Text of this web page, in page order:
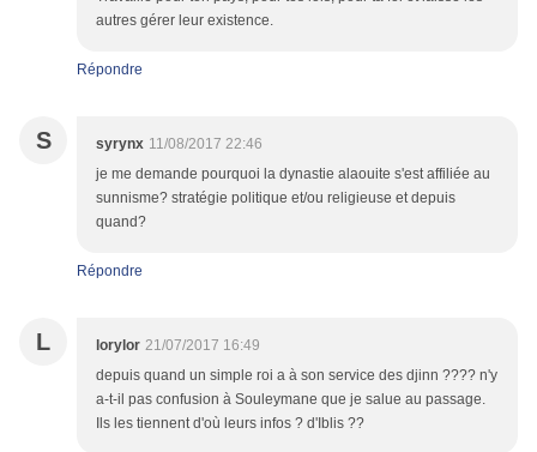
autres gérer leur existence.
Répondre
S syrynx 11/08/2017 22:46
je me demande pourquoi la dynastie alaouite s'est affiliée au
sunnisme? stratégie politique et/ou religieuse et depuis
quand?
Répondre
L lorylor 21/07/2017 16:49
depuis quand un simple roi a à son service des djinn ???? n'y
a-t-il pas confusion à Souleymane que je salue au passage.
Ils les tiennent d'où leurs infos ? d'Iblis ??